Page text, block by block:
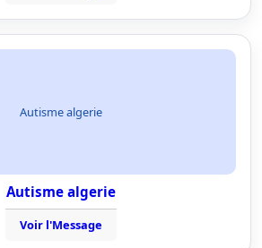
Autisme algerie
Autisme algerie
Voir l'Message